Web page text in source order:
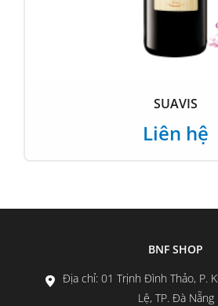
SUAVIS
Liên hệ
BNF SHOP
Địa chỉ: 01 Trịnh Đình Thảo, P.
Lệ, TP. Đà Nẵng